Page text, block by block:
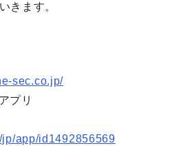
きます。
sec.co.jp/
プリ
app/id1492856569